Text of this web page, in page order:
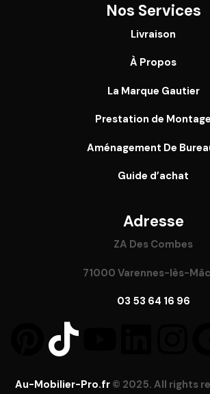
Nos Services
Livraison
À Propos
La Marque Gautier
Prestation de Montage
Aménagement De
Guide d’achat
Adresse
ZA Des Combes
71000 Varennes-lès-
03 53 64 16 96
Au-Mobilier-Pro.fr© 2025. All rights